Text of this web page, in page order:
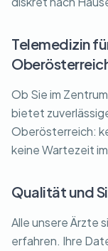
Telemedizin
Ob Sie im
bietet
Oberösterreich:
keine Wartezeit
Qualität und
Alle unsere Ärzte
erfahren. Ihre